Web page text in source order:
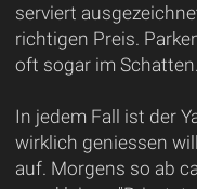
serviert
richtigen Preis.
oft sogar im Schatten.
In jedem Fall ist der
wirklich geniessen
auf. Morgens so ab